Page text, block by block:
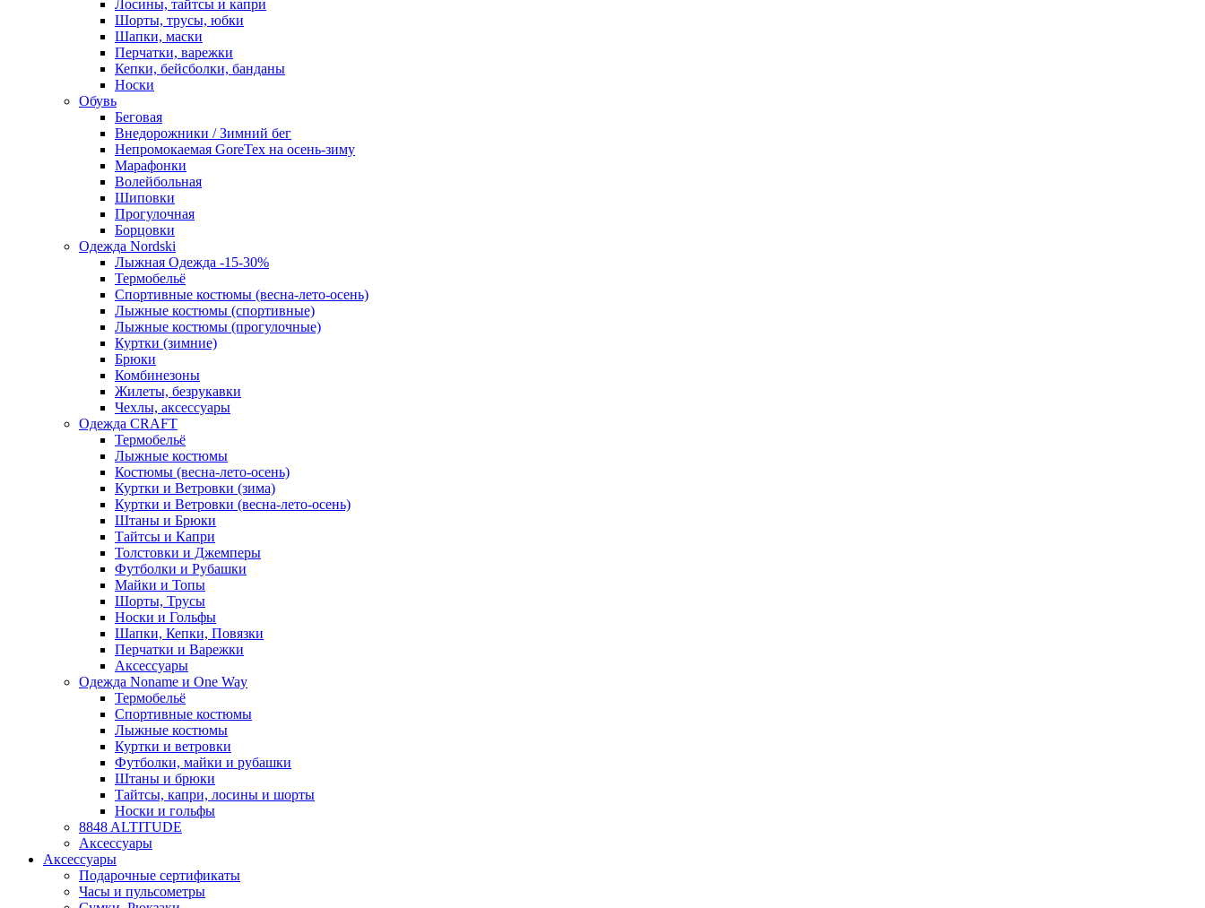
Лосины, тайтсы и капри
Шорты, трусы, юбки
Шапки, маски
Перчатки, варежки
Кепки, бейсболки, банданы
Носки
Обувь
Беговая
Внедорожники / Зимний бег
Непромокаемая GoreTex на осень-зиму
Марафонки
Волейбольная
Шиповки
Прогулочная
Борцовки
Одежда Nordski
Лыжная Одежда -15-30%
Термобельё
Спортивные костюмы (весна-лето-осень)
Лыжные костюмы (спортивные)
Лыжные костюмы (прогулочные)
Куртки (зимние)
Брюки
Комбинезоны
Жилеты, безрукавки
Чехлы, аксессуары
Одежда CRAFT
Термобельё
Лыжные костюмы
Костюмы (весна-лето-осень)
Куртки и Ветровки (зима)
Куртки и Ветровки (весна-лето-осень)
Штаны и Брюки
Тайтсы и Капри
Толстовки и Джемперы
Футболки и Рубашки
Майки и Топы
Шорты, Трусы
Носки и Гольфы
Шапки, Кепки, Повязки
Перчатки и Варежки
Аксессуары
Одежда Noname и One Way
Термобельё
Спортивные костюмы
Лыжные костюмы
Куртки и ветровки
Футболки, майки и рубашки
Штаны и брюки
Тайтсы, капри, лосины и шорты
Носки и гольфы
8848 ALTITUDE
Аксессуары
Аксессуары
Подарочные сертификаты
Часы и пульсометры